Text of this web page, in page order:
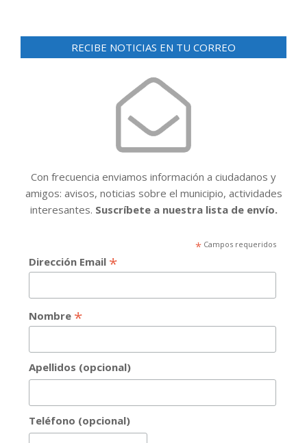
RECIBE NOTICIAS EN TU CORREO
Con frecuencia enviamos información a ciudadanos y
amigos: avisos, noticias sobre el municipio, actividades
interesantes. Suscríbete a nuestra lista de envío.
*Campos requeridos
Dirección Email *
Nombre *
Apellidos (opcional)
Teléfono (opcional)